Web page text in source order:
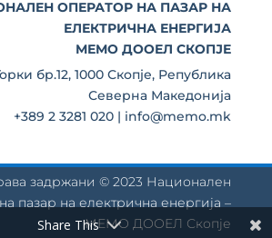
ОПЕРАТОР НА ПАЗАР НА
ЕЛЕКТРИЧНА ЕНЕРГИЈА
МЕМО ДООЕЛ СКОПЈЕ
бр.12, 1000 Скопје, Република
Северна Македонија
+389 2 3281 020 | info@memo.mk
задржани © 2023 Национален
пазар на електрична енергија –
МЕМО ДООЕЛ Скопје
Share This